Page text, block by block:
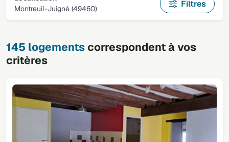
Montreuil-Juigné (49460)
Filtres
145 logementscorrespondent à vos
critères